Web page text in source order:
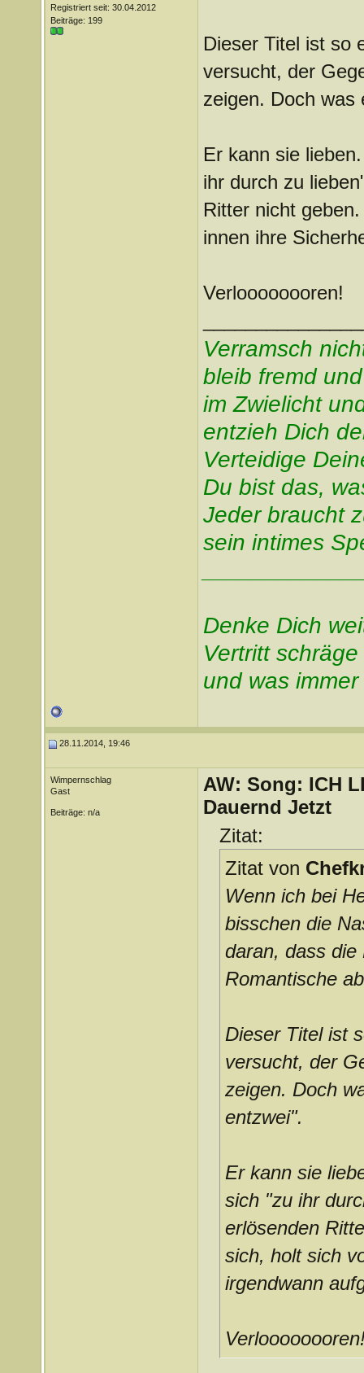
Registriert seit: 30.04.2012
Beiträge: 199
Dieser Titel ist so
versucht, der
zeigen. Doch was
Er kann sie
ihr durch zu
Ritter nicht
innen ihre
Verloooooooren!
Verramsch
bleib fremd
im Zwielicht
entzieh Dich
Verteidige
Du bist das,
Jeder braucht
sein intimes
Denke Dich
Vertritt
und was
28.11.2014, 19:46
Wimpernschlag
Gast
Beiträge: n/a
AW: Song: ICH
Dauernd Jetzt
Zitat:
Zitat von
Wenn ich bei
bisschen die
daran, dass die
Romantische
Dieser Titel ist
versucht, der
zeigen. Doch
entzwei".
Er kann sie
sich "zu ihr
erlösenden
sich, holt sich
irgendwann